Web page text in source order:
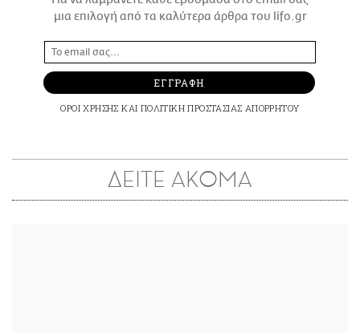
μια επιλογή από τα καλύτερα άρθρα του lifo.gr
ΕΓΓΡΑΦΗ
ΟΡΟΙ ΧΡΗΣΗΣ ΚΑΙ ΠΟΛΙΤΙΚΗ ΠΡΟΣΤΑΣΙΑΣ ΑΠΟΡΡΗΤΟΥ
ΔΕΙΤΕ ΑΚΟΜΑ